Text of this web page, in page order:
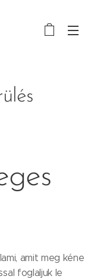
amit meg kéne
foglaljuk le